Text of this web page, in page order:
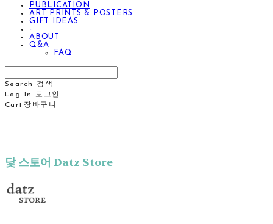
PUBLICATION
ART PRINTS & POSTERS
GIFT IDEAS
-
ABOUT
Q&A
FAQ
Search
검색
Log In
로그인
Cart 장바구니
닻 스토어 Datz Store